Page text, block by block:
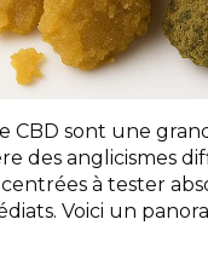
CBD sont une
des anglicismes
à tester
Voici un